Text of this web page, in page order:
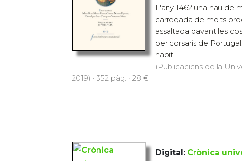
L'any 1462 una nau de
carregada de molts
assaltada davant les
per corsaris de
habit...
(Publicacions de la
2019) · 352 pàg. · 28 €
Digital: Crònica